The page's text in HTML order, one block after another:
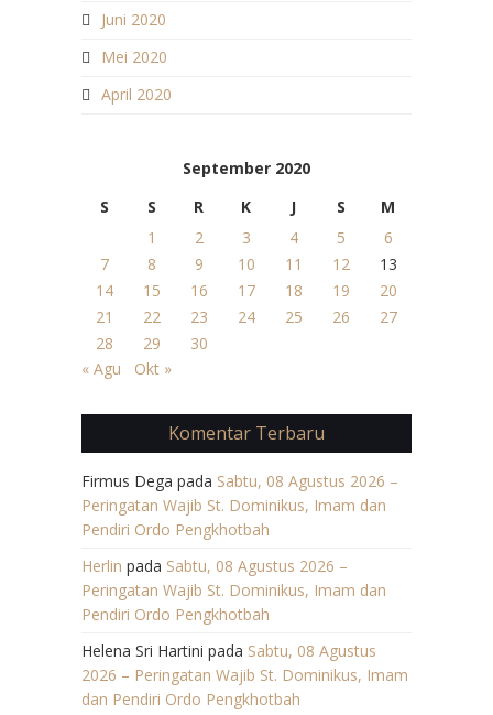
Juni 2020
Mei 2020
April 2020
September 2020
S
S R K J S
M
1
2 3 4 5
6
7
8 9 10 11 12
13
14
15 16 17 18 19
20
21
22 23 24 25 26
27
28
29
30
« Agu
Okt »
Komentar Terbaru
Firmus Dega pada Sabtu, 08 Agustus 2026 –
Peringatan Wajib St. Dominikus, Imam dan
Pendiri Ordo Pengkhotbah
Herlin pada Sabtu, 08 Agustus 2026 –
Peringatan Wajib St. Dominikus, Imam dan
Pendiri Ordo Pengkhotbah
Helena Sri Hartini pada Sabtu, 08 Agustus
2026 – Peringatan Wajib St. Dominikus, Imam
dan Pendiri Ordo Pengkhotbah